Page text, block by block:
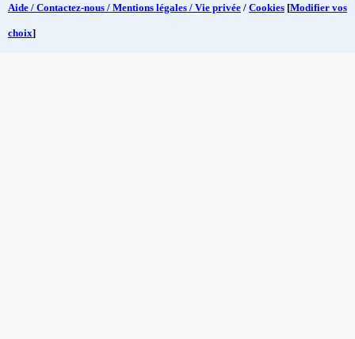
Aide / Contactez-nous / Mentions légales / Vie privée / Cookies [Modifier vos
choix]